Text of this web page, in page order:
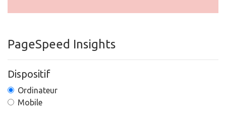
PageSpeed Insights
Dispositif
Ordinateur
Mobile